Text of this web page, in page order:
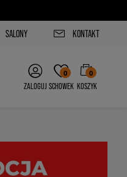
SALONY KONTAKT
ZALOGUJ
0
SCHOWEK
0
KOSZYK